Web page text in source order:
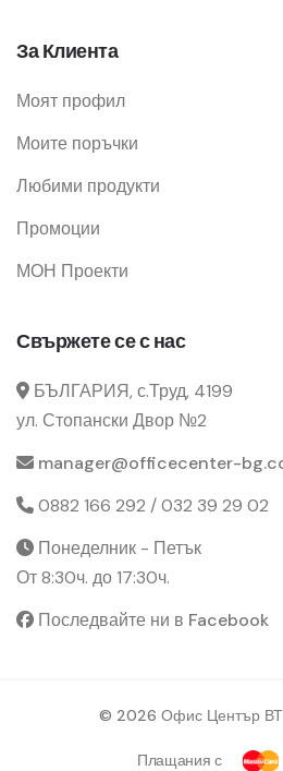
За Клиента
Моят профил
Моите поръчки
Любими продукти
Промоции
МОН Проекти
Свържете се с нас
БЪЛГАРИЯ, с.Труд, 4199
ул. Стопански Двор №2
manager@officecenter-
0882 166 292 / 032 39 29 02
Понеделник - Петък
От 8:30ч. до 17:30ч.
Последвайте ни в Facebook
© 2026 Офис Център
Плащания с